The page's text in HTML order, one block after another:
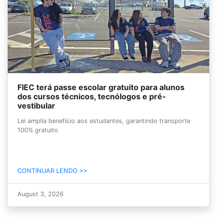
FIEC terá passe escolar gratuito para alunos
dos cursos técnicos, tecnólogos e pré-
vestibular
Lei amplia benefício aos estudantes, garantindo transporte
100% gratuito
CONTINUAR LENDO >>
August 3, 2026